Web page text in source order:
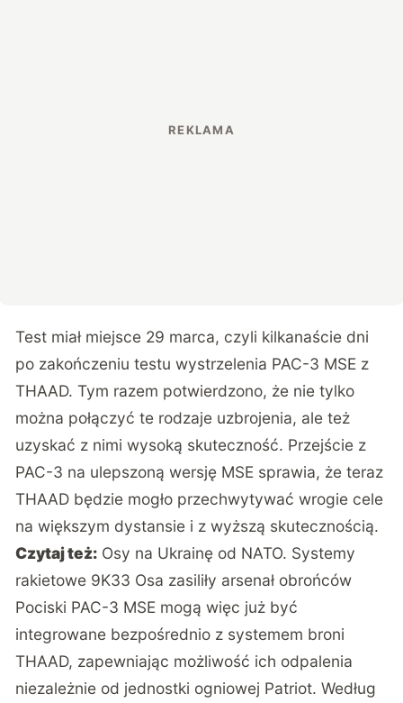
Test miał miejsce 29 marca, czyli kilkanaście dni
po zakończeniu testu wystrzelenia PAC-3 MSE z
THAAD. Tym razem potwierdzono, że nie tylko
można połączyć te rodzaje uzbrojenia, ale też
uzyskać z nimi wysoką skuteczność. Przejście z
PAC-3 na ulepszoną wersję MSE sprawia, że teraz
THAAD będzie mogło przechwytywać wrogie cele
na większym dystansie i z wyższą skutecznością.
Czytaj też: Osy na Ukrainę od NATO. Systemy
rakietowe 9K33 Osa zasiliły arsenał obrońców
Pociski PAC-3 MSE mogą więc już być
integrowane bezpośrednio z systemem broni
THAAD, zapewniając możliwość ich odpalenia
niezależnie od jednostki ogniowej Patriot. Według